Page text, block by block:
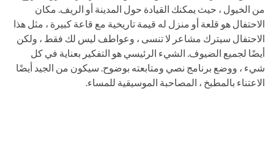
من الخيول ، حيث يمكنك القيادة حول المدينة أو الريف. مكان
الاحتفال هو قلعة أو منزل له قيمة تاريخية مع قاعة كبيرة ، مثل هذا
الاحتفال سيترك مشاعر لا تنسى ، وعواطف ليس لك فقط ، ولكن
أيضًا لجميع الضيوف. الشيء الرئيسي هو التفكير بعناية في كل
شيء ، ووضع برنامج نصي ومتابعته بوضوح. سيكون من الجيد أيضًا
الاعتناء بالمطبخ ، المصاحبة الموسيقية للمساء.